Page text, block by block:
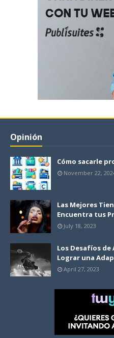
Opinión
Cómo sacarle
November 22,
Las Mejores
Encuentra tus
July 18, 2023
Los Desafíos de
Lograr una
April 27, 2023